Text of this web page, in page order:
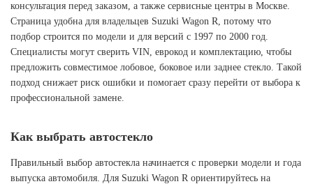
консультация перед заказом, а также сервисные центры в Москве.
Страница удобна для владельцев Suzuki Wagon R, потому что
подбор строится по модели и для версий с 1997 по 2000 год.
Специалисты могут сверить VIN, еврокод и комплектацию, чтобы
предложить совместимое лобовое, боковое или заднее стекло. Такой
подход снижает риск ошибки и помогает сразу перейти от выбора к
профессиональной замене.
Как выбрать автостекло
Правильный выбор автостекла начинается с проверки модели и года
выпуска автомобиля. Для Suzuki Wagon R ориентируйтесь на